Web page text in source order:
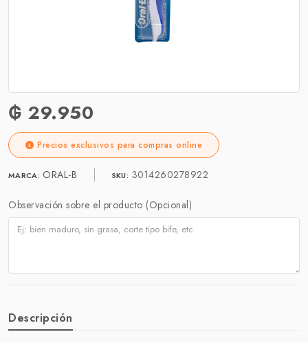
₲ 29.950
Precios exclusivos para compras online
MARCA: ORAL-B SKU: 3014260278922
Observación sobre el producto (Opcional)
Descripción